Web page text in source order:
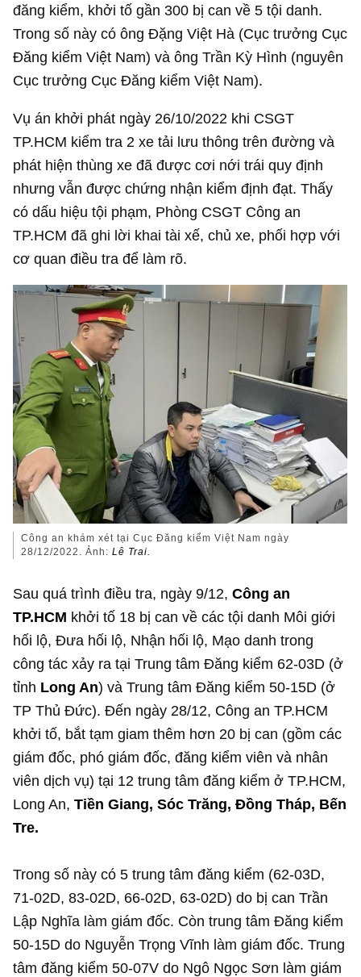
đăng kiểm, khởi tố gần 300 bị can về 5 tội danh.
Trong số này có ông Đặng Việt Hà (Cục trưởng Cục
Đăng kiểm Việt Nam) và ông Trần Kỳ Hình (nguyên
Cục trưởng Cục Đăng kiểm Việt Nam).
Vụ án khởi phát ngày 26/10/2022 khi CSGT
TP.HCM kiểm tra 2 xe tải lưu thông trên đường và
phát hiện thùng xe đã được cơi nới trái quy định
nhưng vẫn được chứng nhận kiểm định đạt. Thấy
có dấu hiệu tội phạm, Phòng CSGT Công an
TP.HCM đã ghi lời khai tài xế, chủ xe, phối hợp với
cơ quan điều tra để làm rõ.
Công an khám xét tại Cục Đăng kiểm Việt Nam ngày
28/12/2022. Ảnh:Lê Trai.
Sau quá trình điều tra, ngày 9/12,Công an
TP.HCM khởi tố 18 bị can về các tội danh Môi giới
hối lộ, Đưa hối lộ, Nhận hối lộ, Mạo danh trong
công tác xảy ra tại Trung tâm Đăng kiểm 62-03D (ở
tỉnh Long An) và Trung tâm Đăng kiểm 50-15D (ở
TP Thủ Đức). Đến ngày 28/12, Công an TP.HCM
khởi tố, bắt tạm giam thêm hơn 20 bị can (gồm các
giám đốc, phó giám đốc, đăng kiểm viên và nhân
viên dịch vụ) tại 12 trung tâm đăng kiểm ở TP.HCM,
Long An,Tiền Giang, Sóc Trăng, Đồng Tháp, Bến
Tre.
Trong số này có 5 trung tâm đăng kiểm (62-03D,
71-02D, 83-02D, 66-02D, 63-02D) do bị can Trần
Lập Nghĩa làm giám đốc. Còn trung tâm Đăng kiểm
50-15D do Nguyễn Trọng Vĩnh làm giám đốc. Trung
tâm đăng kiểm 50-07V do Ngô Ngọc Sơn làm giám